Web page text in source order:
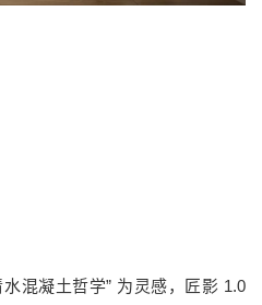
混凝土哲学” 为灵感，匠影 1.0